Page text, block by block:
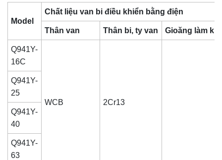
Model
Chất liệu van bi điều khiển bằng điện
Thân van Thân bi, ty van Gioăng làm kín
Q941Y-
16C
WCB 2Cr13
Q941Y-
25
Q941Y-
40
Q941Y-
63